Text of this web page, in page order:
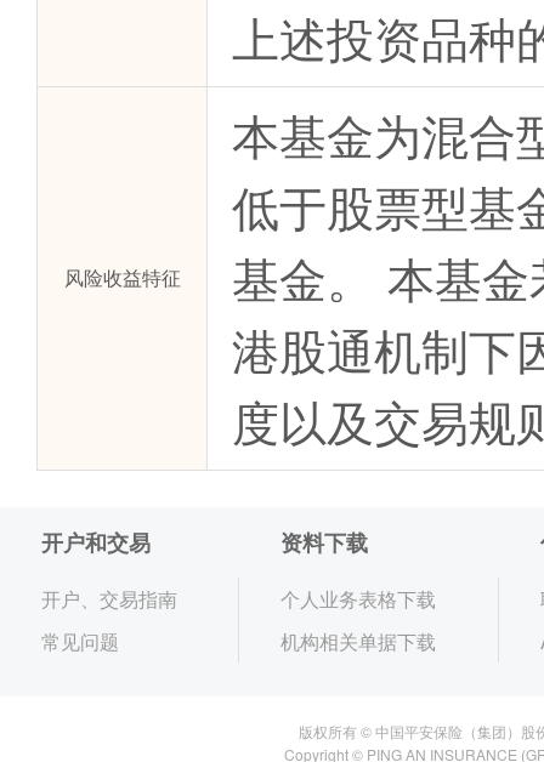
上述投资品
风险收益特征
本基金为混合
低于股票型基
基金。 本基
港股通机制下
度以及交易规
开户和交易
开户、交易指南
常见问题
资料下载
个人业务表格下载
机构相关单据下载
版权所有 © 中国平安保险（集团）股
Copyright © PING AN INSURANCE